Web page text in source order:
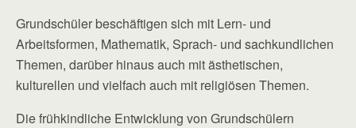
Grundschüler beschäftigen sich mit Lern- und
Arbeitsformen, Mathematik, Sprach- und sachkundlichen
Themen, darüber hinaus auch mit ästhetischen,
kulturellen und vielfach auch mit religiösen Themen.
Die frühkindliche Entwicklung von Grundschülern